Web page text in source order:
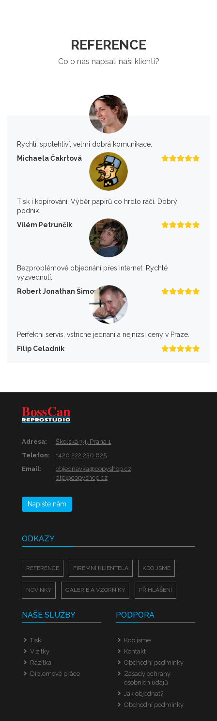
REFERENCE
Co o nás napsali naši klienti?
Rychlí, spolehliví, velmi dobrá komunikace.
Michaela Čakrtová
Tisk i kopírování. Výběr papírů co hrdlo ráčí. Dobrý
podnik.
Vilém Petrunčík
Bezproblémové objednání přes internet. Rychlé
vyzvednutí.
Robert Jonathan Šimon
Perfektni servis, vstricne jednani a nejnizsi ceny v Praze.
Filip Celadnik
Adresa:
Školská 34, Praha 1
Telefon:
+420 222 230 625
Email:
objednavka@copyshop.cz
dtp@copyshop.cz
Napište nám
ODKAZY
REFERENCE FIREMNÍ KLIENTELA KDO JSME
NOVINKY GALERIE A VZORNÍKY PŘIHLÁŠENÍ
NAŠE SLUŽBY
Tisk
Vizitky
Razítka
Diplomové práce
PODPORA
Kdo jsme
Kontakt
Obchodní podmínky
Zásady ochrany
osobních údajů
Jak objednat?
Obchodní podmínky